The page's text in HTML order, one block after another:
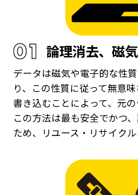
論理消去、磁
データは磁気や電子的な性
り、この性質に従って無意
書き込むことによって、元の
この方法は最も安全でかつ
ため、リユース・リサイクル